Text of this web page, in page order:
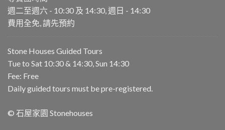
週二至週六 - 10:30 及 14:30, 週日 - 14:30
費用全免, 請先預約
Stone Houses Guided Tours
Tue to Sat 10:30 & 14:30, Sun 14:30
Fee: Free
Daily guided tours must be pre-registered.
© 石屋家園 Stonehouses